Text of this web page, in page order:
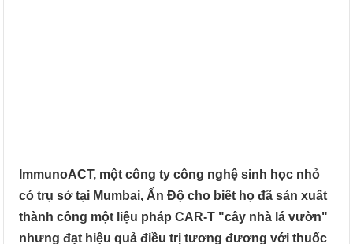
ImmunoACT, một công ty công nghệ sinh học nhỏ
có trụ sở tại Mumbai, Ấn Độ cho biết họ đã sản xuất
thành công một liệu pháp CAR-T "cây nhà lá vườn"
nhưng đạt hiệu quả điều trị tương đương với thuốc